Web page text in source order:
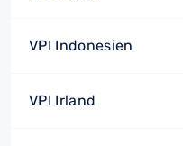
VPI Indonesien
VPI Irland